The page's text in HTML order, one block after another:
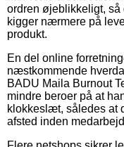
ordren øjeblikkeligt, så
kigger nærmere på
produkt.
En del online
næstkommende
BADU Maila Burnout
mindre beroer på at
klokkeslæt, således at
afsted inden